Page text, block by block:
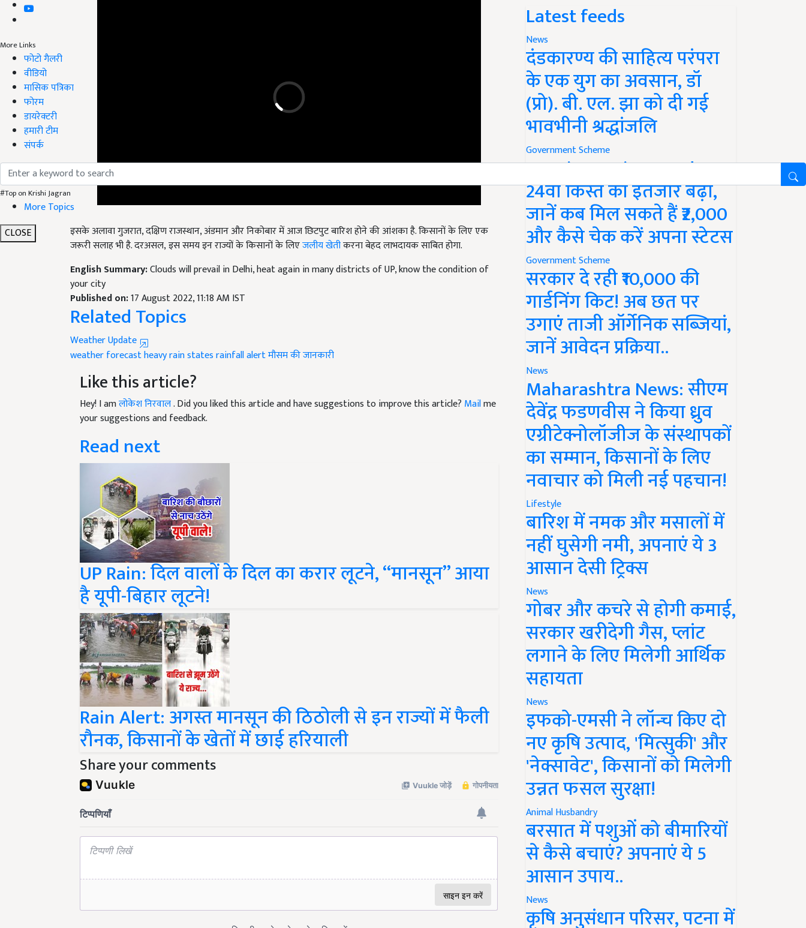
More Links
फोटो गैलरी
वीडियो
मासिक पत्रिका
फोरम
डायरेक्टरी
हमारी टीम
संपर्क
#Top on Krishi Jagran
More Topics
CLOSE
जरूरी सलाह भी है. दरअसल, इस समय इन राज्यों के किसानों के लिएजलीय खेतीकरना बेहद लाभदायक साबित होगा.
Clouds will prevail in Delhi, heat again in many districts of UP, know the condition of
your city
Published on:
Related Topics
Weather Update
weather forecastheavy rain states
Like this article?
Hey! I amलोकेश निरवाल. Did you liked this article and have suggestions to improve this article?
your suggestions and feedback.
Read next
UP Rain: दिल वालों के दिल का करार लूटने, “मानसून” आया
है यूपी-बिहार लूटने!
Rain Alert: अगस्त मानसून की ठिठोली से इन राज्यों में फैली
रौनक, किसानों के खेतों में छाई हरियाली
Share your comments
Latest feeds
News
दंडकारण्य की साहित्य परंपरा
के एक युग का अवसान, डॉ
(प्रो). बी. एल. झा को दी गई
भावभीनी श्रद्धांजलि
Government Scheme
PM Kisan Yojana Update:
24वीं किस्त का इंतजार बढ़ा,
जानें कब मिल सकते हैं ₹2,000
और कैसे चेक करें अपना स्टेटस
Government Scheme
सरकार दे रही ₹10,000 की
गार्डनिंग किट! अब छत पर
उगाएं ताजी ऑर्गेनिक सब्जियां,
जानें आवेदन प्रक्रिया..
News
Maharashtra News: सीएम
देवेंद्र फडणवीस ने किया ध्रुव
एग्रीटेक्नोलॉजीज के संस्थापकों
का सम्मान, किसानों के लिए
नवाचार को मिली नई पहचान!
Lifestyle
बारिश में नमक और मसालों में
नहीं घुसेगी नमी, अपनाएं ये 3
आसान देसी ट्रिक्स
News
गोबर और कचरे से होगी कमाई,
सरकार खरीदेगी गैस, प्लांट
लगाने के लिए मिलेगी आर्थिक
सहायता
News
इफको-एमसी ने लॉन्च किए दो
नए कृषि उत्पाद, 'मित्सुकी' और
'नेक्सावेट', किसानों को मिलेगी
उन्नत फसल सुरक्षा!
Animal Husbandry
बरसात में पशुओं को बीमारियों
से कैसे बचाएं? अपनाएं ये 5
आसान उपाय..
News
कृषि अनुसंधान परिसर, पटना में